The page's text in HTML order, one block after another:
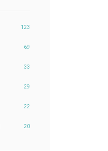
123
69
33
29
22
20